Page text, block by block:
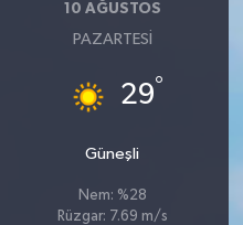
10 AĞUSTOS
PAZARTESI
29°
Güneşli
Nem: %28
Rüzgar: 7.69 m/s